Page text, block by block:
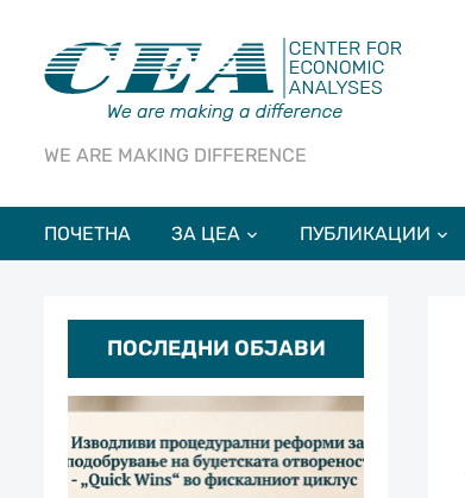
WE ARE MAKING DIFFERENCE
ПОЧЕТНА ЗА ЦЕА ПУБЛИКАЦИИ
ПОСЛЕДНИ ОБЈАВИ